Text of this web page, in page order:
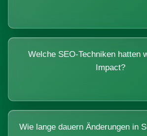
Welche SEO-Techniken hatten
Impact?
Wie lange dauern Änderungen in